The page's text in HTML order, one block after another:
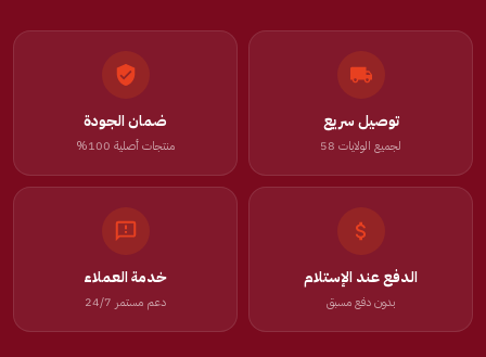
توصيل سريع
لجميع الولايات 58
ضمان الجودة
منتجات أصلية 100%
الدفع عند الإستلام
بدون دفع مسبق
خدمة العملاء
دعم مستمر 24/7